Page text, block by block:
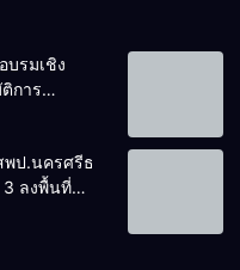
บรมเชิง
การ
ญด้วย
งทาง
พป.นครศรีธรรมราช
3 ลงพื้นที่